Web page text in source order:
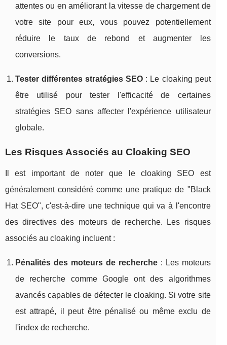
attentes ou en améliorant la vitesse de chargement de
votre site pour eux, vous pouvez potentiellement
réduire le taux de rebond et augmenter les
conversions.
Tester différentes stratégies SEO : Le cloaking peut
être utilisé pour tester l'efficacité de certaines
stratégies SEO sans affecter l'expérience utilisateur
globale.
Les Risques Associés au Cloaking SEO
Il est important de noter que le cloaking SEO est
généralement considéré comme une pratique de "Black
Hat SEO", c'est-à-dire une technique qui va à l'encontre
des directives des moteurs de recherche. Les risques
associés au cloaking incluent :
Pénalités des moteurs de recherche: Les moteurs
de recherche comme Google ont des algorithmes
avancés capables de détecter le cloaking. Si votre site
est attrapé, il peut être pénalisé ou même exclu de
l'index de recherche.